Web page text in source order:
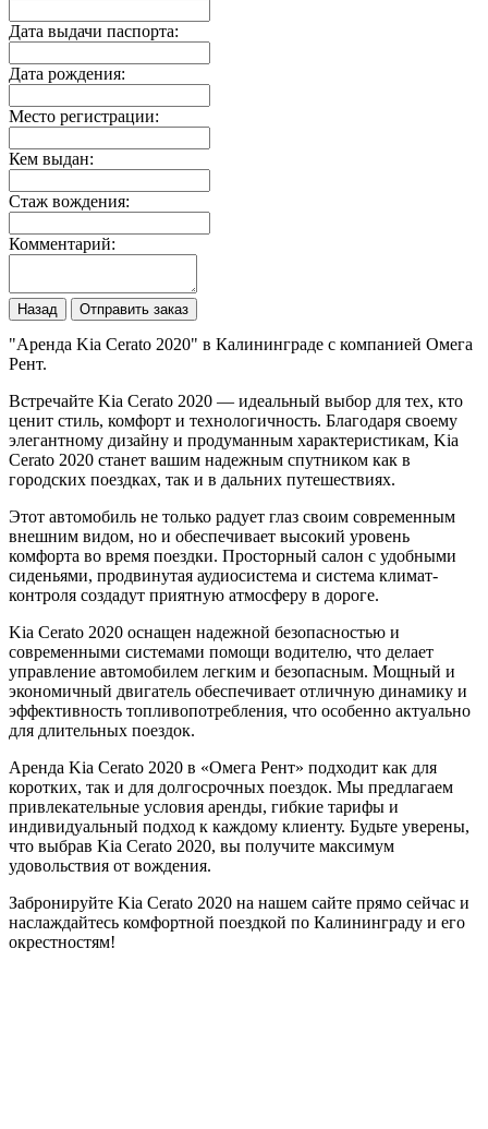
Дата выдачи паспорта:
Дата рождения:
Место регистрации:
Кем выдан:
Стаж вождения:
Комментарий:
Назад Отправить заказ
"Аренда Kia Cerato 2020" в Калининграде с компанией Омега
Рент.
Встречайте Kia Cerato 2020 — идеальный выбор для тех, кто
ценит стиль, комфорт и технологичность. Благодаря своему
элегантному дизайну и продуманным характеристикам, Kia
Cerato 2020 станет вашим надежным спутником как в
городских поездках, так и в дальних путешествиях.
Этот автомобиль не только радует глаз своим современным
внешним видом, но и обеспечивает высокий уровень
комфорта во время поездки. Просторный салон с удобными
сиденьями, продвинутая аудиосистема и система климат-
контроля создадут приятную атмосферу в дороге.
Kia Cerato 2020 оснащен надежной безопасностью и
современными системами помощи водителю, что делает
управление автомобилем легким и безопасным. Мощный и
экономичный двигатель обеспечивает отличную динамику и
эффективность топливопотребления, что особенно актуально
для длительных поездок.
Аренда Kia Cerato 2020 в «Омега Рент» подходит как для
коротких, так и для долгосрочных поездок. Мы предлагаем
привлекательные условия аренды, гибкие тарифы и
индивидуальный подход к каждому клиенту. Будьте уверены,
что выбрав Kia Cerato 2020, вы получите максимум
удовольствия от вождения.
Забронируйте Kia Cerato 2020 на нашем сайте прямо сейчас и
наслаждайтесь комфортной поездкой по Калининграду и его
окрестностям!